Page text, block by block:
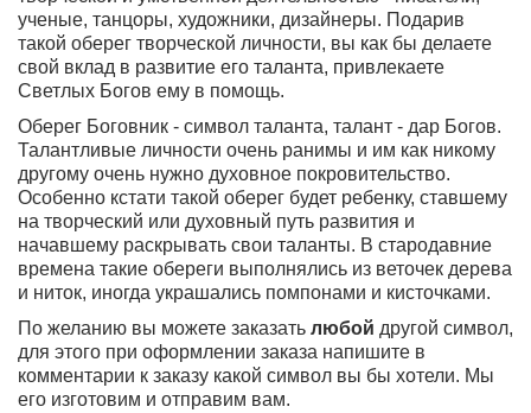
ученые, танцоры, художники, дизайнеры. Подарив
такой оберег творческой личности, вы как бы делаете
свой вклад в развитие его таланта, привлекаете
Светлых Богов ему в помощь.
Оберег Боговник - символ таланта, талант - дар Богов.
Талантливые личности очень ранимы и им как никому
другому очень нужно духовное покровительство.
Особенно кстати такой оберег будет ребенку, ставшему
на творческий или духовный путь развития и
начавшему раскрывать свои таланты. В стародавние
времена такие обереги выполнялись из веточек дерева
и ниток, иногда украшались помпонами и кисточками.
По желанию вы можете заказать любой другой символ,
для этого при оформлении заказа напишите в
комментарии к заказу какой символ вы бы хотели. Мы
его изготовим и отправим вам.